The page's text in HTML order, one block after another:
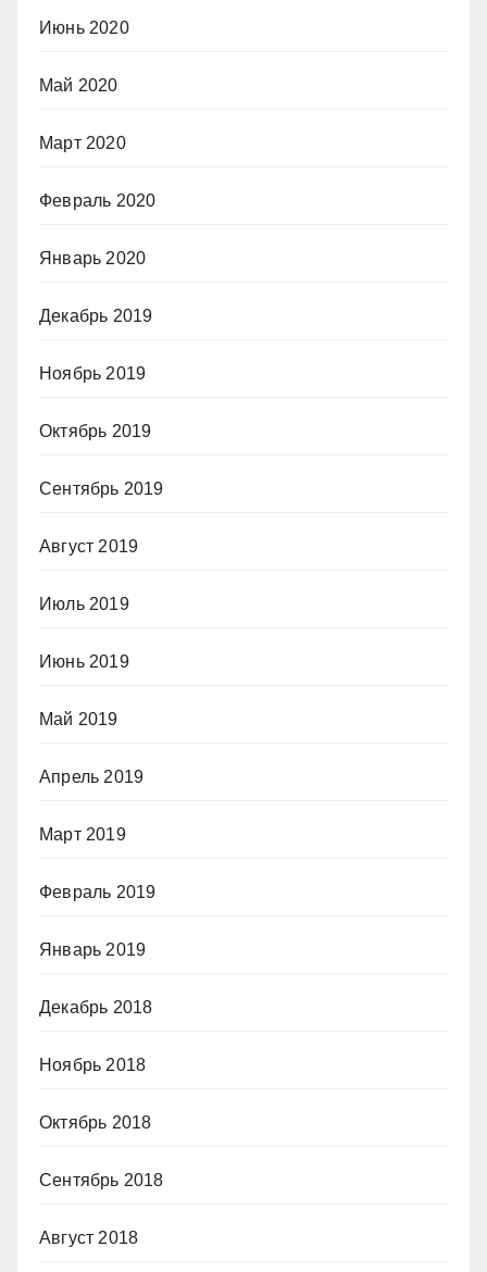
Июнь 2020
Май 2020
Март 2020
Февраль 2020
Январь 2020
Декабрь 2019
Ноябрь 2019
Октябрь 2019
Сентябрь 2019
Август 2019
Июль 2019
Июнь 2019
Май 2019
Апрель 2019
Март 2019
Февраль 2019
Январь 2019
Декабрь 2018
Ноябрь 2018
Октябрь 2018
Сентябрь 2018
Август 2018